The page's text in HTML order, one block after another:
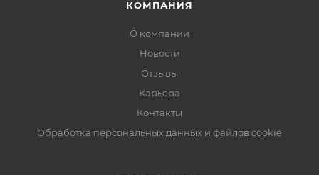
КОМПАНИЯ
О компании
Новости
Отзывы
Карьера
Контакты
Обработка персональных данных и файлов cookie